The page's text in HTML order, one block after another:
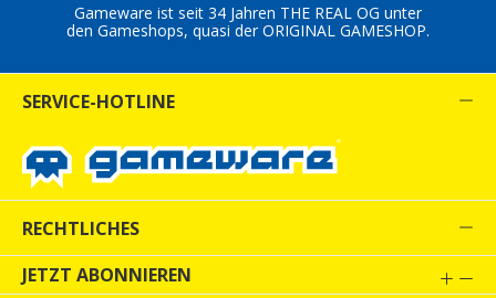
Gameware ist seit 34 Jahren THE REAL OG unter
den Gameshops, quasi der ORIGINAL GAMESHOP.
SERVICE-HOTLINE
RECHTLICHES
JETZT ABONNIEREN